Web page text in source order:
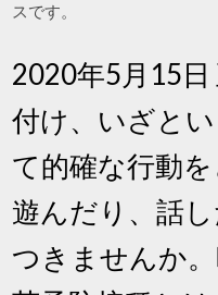
スです。
2020年5月15
付け、いざと
て的確な行動を
遊んだり、話
つきませんか